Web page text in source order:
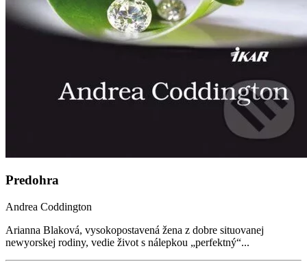
Predohra
Andrea Coddington
Arianna Blaková, vysokopostavená žena z dobre situovanej
newyorskej rodiny, vedie život s nálepkou „perfektný“...